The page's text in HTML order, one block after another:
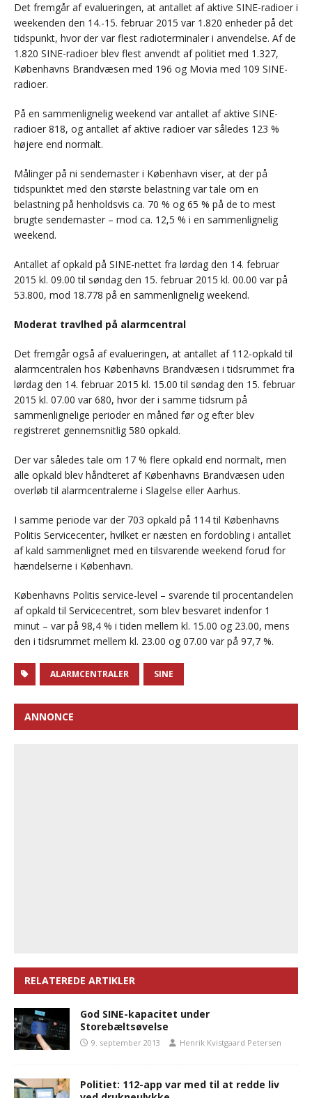
Det fremgår af evalueringen, at antallet af aktive SINE-radioer i
weekenden den 14.-15. februar 2015 var 1.820 enheder på det
tidspunkt, hvor der var flest radioterminaler i anvendelse. Af de
1.820 SINE-radioer blev flest anvendt af politiet med 1.327,
Københavns Brandvæsen med 196 og Movia med 109 SINE-
radioer.
På en sammenlignelig weekend var antallet af aktive SINE-
radioer 818, og antallet af aktive radioer var således 123 %
højere end normalt.
Målinger på ni sendemaster i København viser, at der på
tidspunktet med den største belastning var tale om en
belastning på henholdsvis ca. 70 % og 65 % på de to mest
brugte sendemaster – mod ca. 12,5 % i en sammenlignelig
weekend.
Antallet af opkald på SINE-nettet fra lørdag den 14. februar
2015 kl. 09.00 til søndag den 15. februar 2015 kl. 00.00 var på
53.800, mod 18.778 på en sammenlignelig weekend.
Moderat travlhed på alarmcentral
Det fremgår også af evalueringen, at antallet af 112-opkald til
alarmcentralen hos Københavns Brandvæsen i tidsrummet fra
lørdag den 14. februar 2015 kl. 15.00 til søndag den 15. februar
2015 kl. 07.00 var 680, hvor der i samme tidsrum på
sammenlignelige perioder en måned før og efter blev
registreret gennemsnitlig 580 opkald.
Der var således tale om 17 % flere opkald end normalt, men
alle opkald blev håndteret af Københavns Brandvæsen uden
overløb til alarmcentralerne i Slagelse eller Aarhus.
I samme periode var der 703 opkald på 114 til Københavns
Politis Servicecenter, hvilket er næsten en fordobling i antallet
af kald sammenlignet med en tilsvarende weekend forud for
hændelserne i København.
Københavns Politis service-level – svarende til procentandelen
af opkald til Servicecentret, som blev besvaret indenfor 1
minut – var på 98,4 % i tiden mellem kl. 15.00 og 23.00, mens
den i tidsrummet mellem kl. 23.00 og 07.00 var på 97,7 %.
ALARMCENTRALER SINE
ANNONCE
RELATEREDE ARTIKLER
God SINE-kapacitet under
Storebæltsøvelse
9. september 2013 Henrik Kvistgaard Petersen
Politiet: 112-app var med til at redde liv